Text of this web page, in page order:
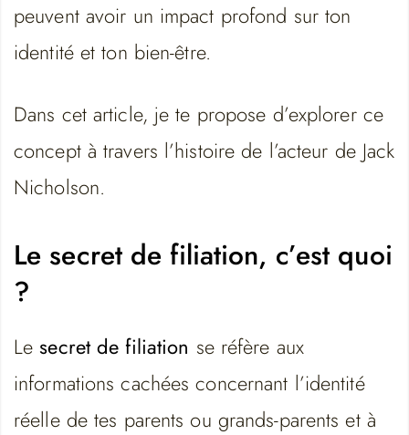
peuvent avoir un impact profond sur ton
identité et ton bien-être.
Dans cet article, je te propose d’explorer ce
concept à travers l’histoire de l’acteur de Jack
Nicholson.
Le secret de filiation, c’est quoi
?
Le secret de filiation se réfère aux
informations cachées concernant l’identité
réelle de tes parents ou grands-parents et à